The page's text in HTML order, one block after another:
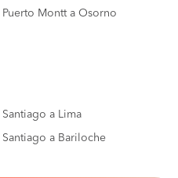
Puerto Montt a Osorno
Santiago a Lima
Santiago a Bariloche